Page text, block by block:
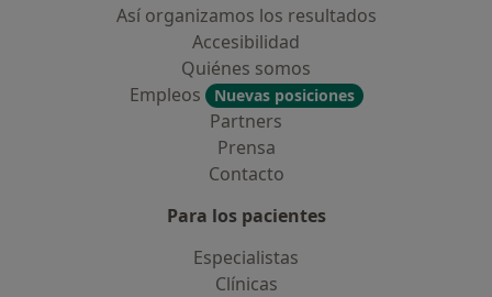
Así organizamos los resultados
Accesibilidad
Quiénes somos
Empleos
Nuevas posiciones
Partners
Prensa
Contacto
Para los pacientes
Especialistas
Clínicas